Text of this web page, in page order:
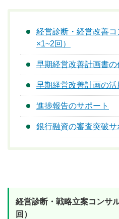
経営診断・経営改善
×1~2回）
早期経営改善計画書の
早期経営改善計画の活
進捗報告のサポート
銀行融資の審査突破サ
経営診断・戦略立案コンサ
回）